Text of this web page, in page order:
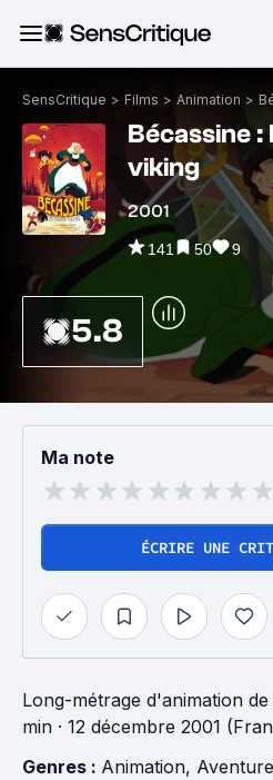
SensCritique > Films > Animation >
Bécassine
viking
2001
141 50 9
5.8
Ma note
ÉCRIRE UNE
Long-métrage d'animation de
min · 12 décembre 2001
Genres : Animation, Aventure